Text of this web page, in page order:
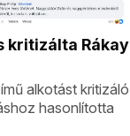
kritizálta Rákay
alkotást kritizáló
hasonlította